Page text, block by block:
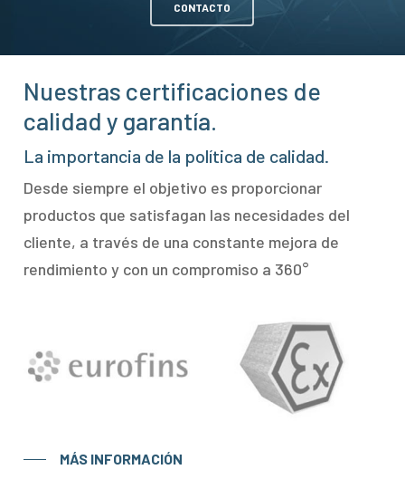
CONTACTO
Nuestras certificaciones de
calidad y garantía.
La importancia de la política de calidad.
Desde siempre el objetivo es proporcionar
productos que satisfagan las necesidades del
cliente, a través de una constante mejora de
rendimiento y con un compromiso a 360°
MÁS INFORMACIÓN